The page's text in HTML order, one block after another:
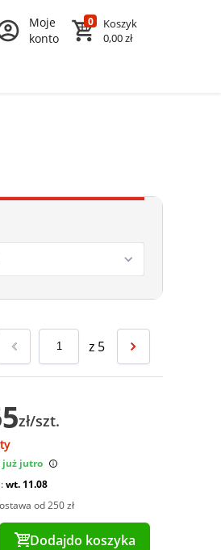
Moje
konto
0
Koszyk
0,00 zł
z 5
zł/szt.
już jutro
wt. 11.08
od 250 zł
Dodajdo koszyka